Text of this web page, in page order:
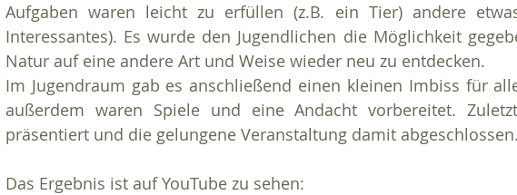
Aufgaben waren leicht zu erfüllen (z.B. ein Tier) andere
Interessantes). Es wurde den Jugendlichen die Möglichkeit
Natur auf eine andere Art und Weise wieder neu zu entdecken.
Im Jugendraum gab es anschließend einen kleinen Imbiss für
außerdem waren Spiele und eine Andacht vorbereitet.
präsentiert und die gelungene Veranstaltung damit abgeschlossen.
Das Ergebnis ist auf YouTube zu sehen: